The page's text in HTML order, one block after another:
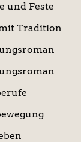
und Feste
Tradition